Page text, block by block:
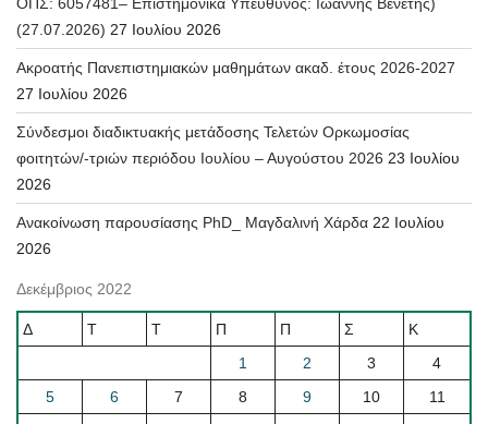
(27.07.2026) 27 Ιουλίου 2026
Ακροατής Πανεπιστημιακών μαθημάτων ακαδ. έτους 2026-2027
27 Ιουλίου 2026
Σύνδεσμοι διαδικτυακής μετάδοσης Τελετών Ορκωμοσίας
φοιτητών/-τριών περιόδου Ιουλίου – Αυγούστου 2026 23 Ιουλίου
2026
Ανακοίνωση παρουσίασης PhD_ Μαγδαλινή Χάρδα 22 Ιουλίου
2026
Δεκέμβριος 2022
Δ Τ Τ Π Π Σ
Κ
1
2 3
4
5
6 7 8 9 10
11